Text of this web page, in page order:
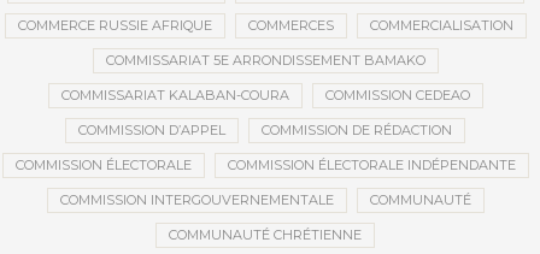
COMMERCE RUSSIE AFRIQUE COMMERCES COMMERCIALISATION
COMMISSARIAT 5E ARRONDISSEMENT BAMAKO
COMMISSARIAT KALABAN-COURA COMMISSION CEDEAO
COMMISSION D’APPEL COMMISSION DE RÉDACTION
COMMISSION ÉLECTORALE COMMISSION ÉLECTORALE INDÉPENDANTE
COMMISSION INTERGOUVERNEMENTALE COMMUNAUTÉ
COMMUNAUTÉ CHRÉTIENNE